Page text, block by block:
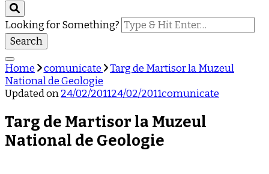
Looking for Something?
Home comunicate
Targ de Martisor la Muzeul
National de Geologie
Updated on24/02/201124/02/2011comunicate
Targ de Martisor la Muzeul
National de Geologie